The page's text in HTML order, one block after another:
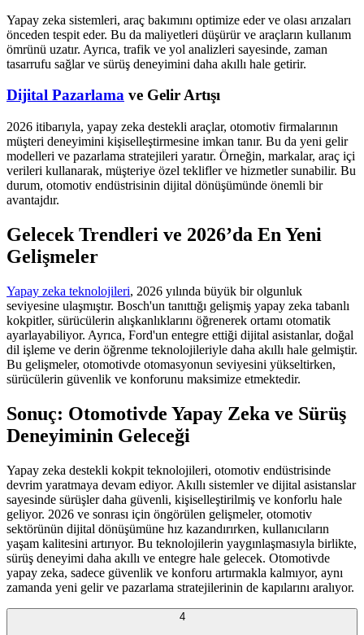
Yapay zeka sistemleri, araç bakımını optimize eder ve olası arızaları
önceden tespit eder. Bu da maliyetleri düşürür ve araçların kullanım
ömrünü uzatır. Ayrıca, trafik ve yol analizleri sayesinde, zaman
tasarrufu sağlar ve sürüş deneyimini daha akıllı hale getirir.
Dijital Pazarlama ve Gelir Artışı
2026 itibarıyla, yapay zeka destekli araçlar, otomotiv firmalarının
müşteri deneyimini kişiselleştirmesine imkan tanır. Bu da yeni gelir
modelleri ve pazarlama stratejileri yaratır. Örneğin, markalar, araç içi
verileri kullanarak, müşteriye özel teklifler ve hizmetler sunabilir. Bu
durum, otomotiv endüstrisinin dijital dönüşümünde önemli bir
avantajdır.
Gelecek Trendleri ve 2026’da En Yeni
Gelişmeler
Yapay zeka teknolojileri, 2026 yılında büyük bir olgunluk
seviyesine ulaşmıştır. Bosch'un tanıttığı gelişmiş yapay zeka tabanlı
kokpitler, sürücülerin alışkanlıklarını öğrenerek ortamı otomatik
ayarlayabiliyor. Ayrıca, Ford'un entegre ettiği dijital asistanlar, doğal
dil işleme ve derin öğrenme teknolojileriyle daha akıllı hale gelmiştir.
Bu gelişmeler, otomotivde otomasyonun seviyesini yükseltirken,
sürücülerin güvenlik ve konforunu maksimize etmektedir.
Sonuç: Otomotivde Yapay Zeka ve Sürüş
Deneyiminin Geleceği
Yapay zeka destekli kokpit teknolojileri, otomotiv endüstrisinde
devrim yaratmaya devam ediyor. Akıllı sistemler ve dijital asistanslar
sayesinde sürüşler daha güvenli, kişiselleştirilmiş ve konforlu hale
geliyor. 2026 ve sonrası için öngörülen gelişmeler, otomotiv
sektörünün dijital dönüşümüne hız kazandırırken, kullanıcıların
yaşam kalitesini artırıyor. Bu teknolojilerin yaygınlaşmasıyla birlikte,
sürüş deneyimi daha akıllı ve entegre hale gelecek. Otomotivde
yapay zeka, sadece güvenlik ve konforu artırmakla kalmıyor, aynı
zamanda yeni gelir ve pazarlama stratejilerinin de kapılarını aralıyor.
4